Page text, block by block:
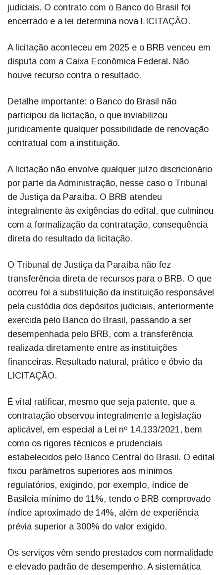
judiciais. O contrato com o Banco do Brasil foi
encerrado e a lei determina nova LICITAÇÃO.
A licitação aconteceu em 2025 e o BRB venceu em
disputa com a Caixa Econômica Federal. Não
houve recurso contra o resultado.
Detalhe importante: o Banco do Brasil não
participou da licitação, o que inviabilizou
juridicamente qualquer possibilidade de renovação
contratual com a instituição.
A licitação não envolve qualquer juízo discricionário
por parte da Administração, nesse caso o Tribunal
de Justiça da Paraíba. O BRB atendeu
integralmente às exigências do edital, que culminou
com a formalização da contratação, consequência
direta do resultado da licitação.
O Tribunal de Justiça da Paraíba não fez
transferência direta de recursos para o BRB. O que
ocorreu foi a substituição da instituição responsável
pela custódia dos depósitos judiciais, anteriormente
exercida pelo Banco do Brasil, passando a ser
desempenhada pelo BRB, com a transferência
realizada diretamente entre as instituições
financeiras. Resultado natural, prático e óbvio da
LICITAÇÃO.
É vital ratificar, mesmo que seja patente, que a
contratação observou integralmente a legislação
aplicável, em especial a Lei nº 14.133/2021, bem
como os rigores técnicos e prudenciais
estabelecidos pelo Banco Central do Brasil. O edital
fixou parâmetros superiores aos mínimos
regulatórios, exigindo, por exemplo, índice de
Basileia mínimo de 11%, tendo o BRB comprovado
índice aproximado de 14%, além de experiência
prévia superior a 300% do valor exigido.
Os serviços vêm sendo prestados com normalidade
e elevado padrão de desempenho. A sistemática